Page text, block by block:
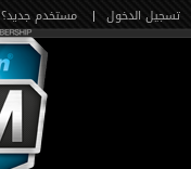
تسجيل الدخول | مستخدم جديد؟